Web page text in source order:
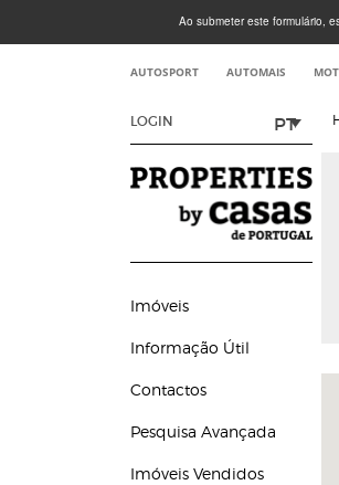
Ao submeter este formulário,
AUTOSPORT AUTOMAIS
LOGIN PT
Imóveis
Informação Útil
Contactos
Pesquisa Avançada
Imóveis Vendidos